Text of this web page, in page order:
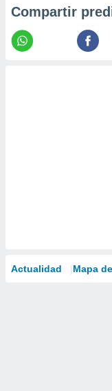
Compartir
Actualidad Mapa